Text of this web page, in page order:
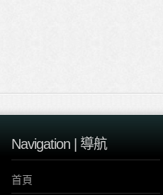
Navigation | 導航
首頁